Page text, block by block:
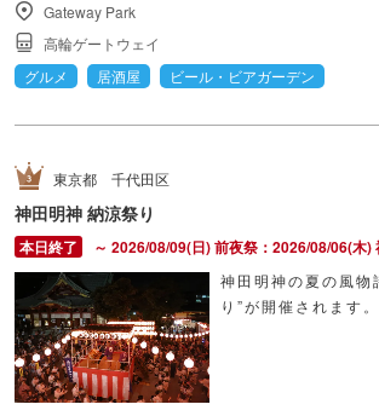
Gateway Park
高輪ゲートウェイ
グルメ
居酒屋 ビール・ビアガーデン
東京都 千代田区
神田明神 納涼祭り
～ 2026/08/09(日) 前夜祭：2026/08/06(木) 神田明神納涼祭り：
神田明神の夏の風物
り”が開催されます。